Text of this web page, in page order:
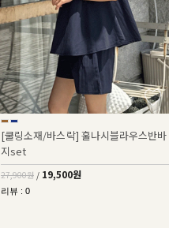
[쿨링소재/바스락] 훌나시블라우스반바
지set
27,900원 / 19,500원
리뷰 : 0